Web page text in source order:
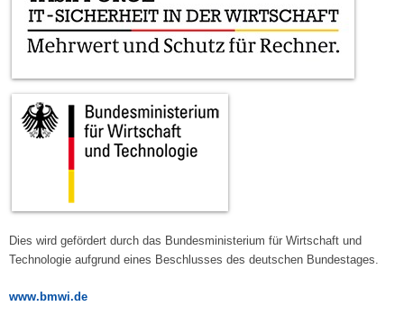
Dies wird gefördert durch das Bundesministerium für Wirtschaft und
Technologie aufgrund eines Beschlusses des deutschen Bundestages.
www.bmwi.de